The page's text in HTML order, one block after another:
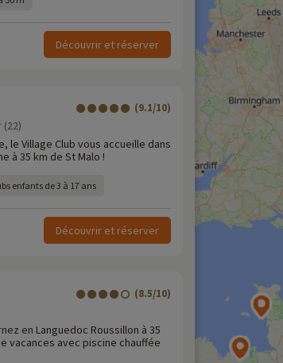
Découvrir et réserver
(9.1/10)
le Village Club vous accueille dans
à 35 km de St Malo !
enfants de 3 à 17 ans
Découvrir et réserver
(8.5/10)
en Languedoc Roussillon à 35
vacances avec piscine chauffée